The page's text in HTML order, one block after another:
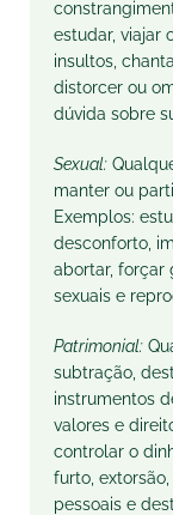
estudar, viajar
insultos,
distorcer ou
dúvida sobre
Sexual:
manter ou
Exemplos:
desconforto,
abortar, forçar
sexuais e
Patrimonial:
subtração,
instrumentos
valores e
controlar o
furto,
pessoais e